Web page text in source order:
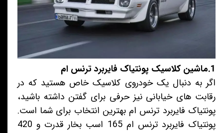
1.ماشین کلاسیک پونتیاک فایربرد ترنس ام
اگر به دنبال یک خودروی کلاسیک خاص هستید که در
رقابت های خیابانی نیز حرفی برای گفتن داشته باشید،
پونتیاک فایربرد ترنس ام بهترین انتخاب برای شما است.
پونتیاک فایربرد ترنس ام 165 اسب بخار قدرت و 420